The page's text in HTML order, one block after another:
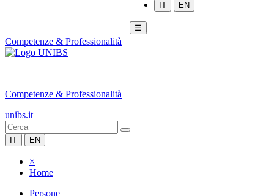
IT EN
☰
Competenze & Professionalità
|
Competenze & Professionalità
unibs.it
IT EN
×
Home
Persone